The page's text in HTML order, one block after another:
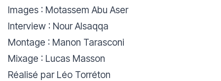
Images : Motassem Abu Aser
Interview : Nour Alsaqqa
Montage : Manon Tarasconi
Mixage : Lucas Masson
Réalisé par Léo Torréton